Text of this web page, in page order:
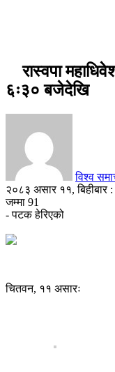
रास्वपा
६ः३० बजेदेखि
विश्व
२०८३ असार ११, बिहीबार
जम्मा 91
- पटक हेरिएको
चितवन, ११ असारः